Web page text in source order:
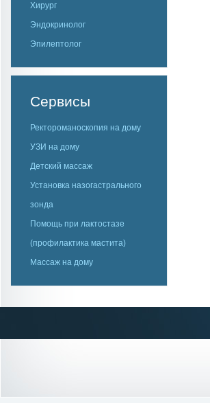
Хирург
Эндокринолог
Эпилептолог
Сервисы
Ректороманоскопия на дому
УЗИ на дому
Детский массаж
Установка назогастрального
зонда
Помощь при лактостазе
(профилактика мастита)
Массаж на дому